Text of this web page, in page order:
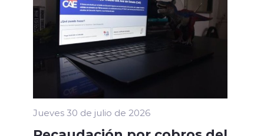
Jueves 30 de julio de 2026